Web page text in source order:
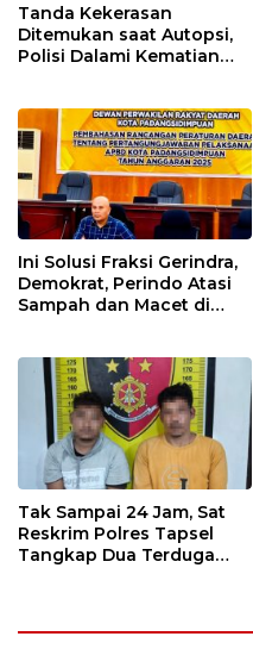
Tanda Kekerasan
Ditemukan saat Autopsi,
Polisi Dalami Kematian
Ini Solusi Fraksi Gerindra,
Demokrat, Perindo Atasi
Sampah dan Macet di
Tak Sampai 24 Jam, Sat
Reskrim Polres Tapsel
Tangkap Dua Terduga